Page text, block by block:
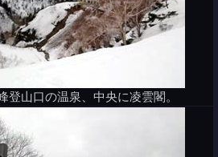
登山口の温泉、中央に凌雲閣。